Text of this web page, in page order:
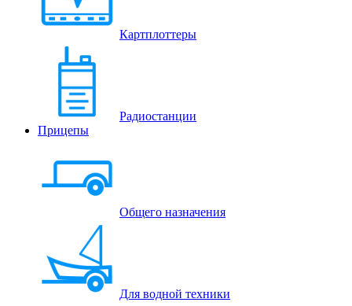
Картплоттеры
Радиостанции
Прицепы
Общего назначения
Для водной техники